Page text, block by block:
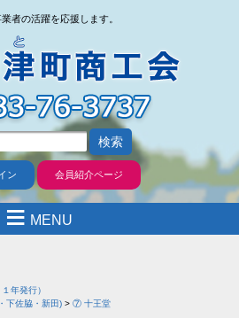
者の活躍を応援します。
ン 会員紹介ページ
≡ MENU
発行）
脇・新田)
⑦ 十王堂